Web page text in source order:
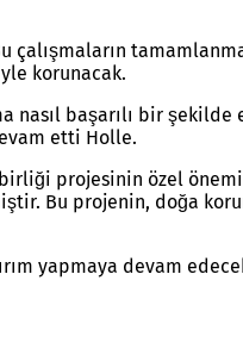
korunacak.
başarılı bir
etti Holle.
projesinin özel
Bu projenin, doğa
yapmaya devam